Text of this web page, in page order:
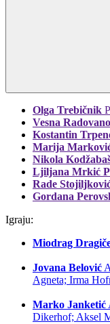
Olga Trebičnik
Vesna
Kostantin
Marija
Nikola
Ljiljana Mrkić
Rade
Gordana
Igraju:
Miodrag
Jovana Belović
Agneta; Irma
Marko Janketić
Dikerhof; Aksеl